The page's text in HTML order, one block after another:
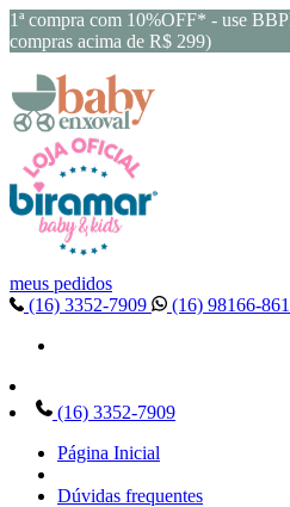
1ª compra com 10%OFF* - use
compras acima de R$ 299)
meus pedidos
(16) 3352-7909
(16) 98166-
(16) 3352-7909
Página Inicial
Dúvidas frequentes